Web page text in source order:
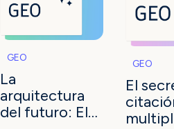
GEO
La
arquitectura
del futuro: El
GEO
El